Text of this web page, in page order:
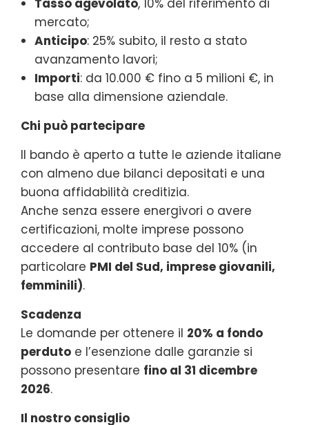
Tasso agevolato, 10% del riferimento di
mercato;
Anticipo: 25% subito, il resto a stato
avanzamento lavori;
Importi: da 10.000 € fino a 5 milioni €, in
base alla dimensione aziendale.
Chi può partecipare
Il bando è aperto a tutte le aziende italiane
con almeno due bilanci depositati e una
buona affidabilità creditizia.
Anche senza essere energivori o avere
certificazioni, molte imprese possono
accedere al contributo base del 10% (in
particolare PMI del Sud, imprese giovanili,
femminili).
Scadenza
Le domande per ottenere il 20% a fondo
perduto e l’esenzione dalle garanzie si
possono presentare fino al 31 dicembre
2026.
Il nostro consiglio